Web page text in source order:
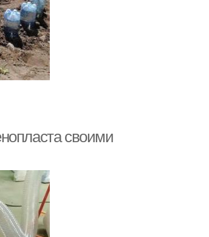
своими